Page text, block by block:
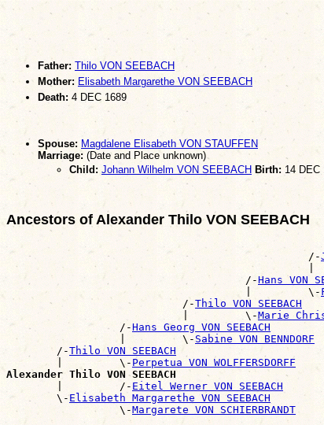
Father: Thilo VON SEEBACH
Mother: Elisabeth Margarethe VON SEEBACH
Death: 4 DEC 1689
Spouse: Magdalene Elisabeth VON STAUFFEN
Marriage: (Date and Place unknown)
Child: Johann Wilhelm VON SEEBACH Birth: 14 DEC
Ancestors of Alexander Thilo VON SEEBACH
                                                /-
|
                                      /-
Hans VON
                                      |         \-
                            /-
Thilo VON SEEBACH
                            |         \-
Marie
                  /-
Hans Georg VON SEEBACH
                  |         \-
Sabine VON BENNDORF
        /-
Thilo VON SEEBACH
        |         \-
Perpetua VON WOLFFERSDORFF
Alexander Thilo VON SEEBACH
|         /- Eitel Werner VON SEEBACH
        \-
Elisabeth Margarethe VON SEEBACH
                  \-
Margarete VON SCHIERBRANDT